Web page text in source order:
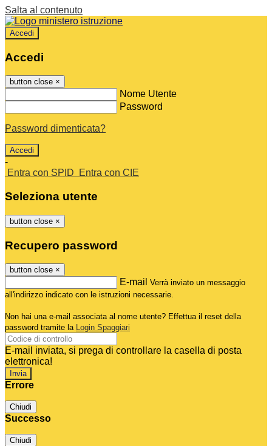
Salta al contenuto
Accedi
Accedi
button close ×
Nome Utente
Password
Password dimenticata?
-
Entra con SPID
Entra con CIE
Seleziona utente
button close ×
Recupero password
button close ×
E-mail Verrà inviato un messaggio
all'indirizzo indicato con le istruzioni necessarie.
Non hai una e-mail associata al nome utente? Effettua il reset della
password tramite la Login Spaggiari
E-mail inviata, si prega di controllare la casella di posta
elettronica!
Errore
Chiudi
Successo
Chiudi